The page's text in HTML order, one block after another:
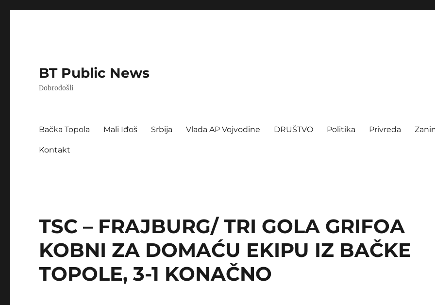
BT Public News
Dobrodošli
Bačka Topola Mali Iđoš Srbija Vlada AP Vojvodine DRUŠTVO Politika Privreda
Kontakt
TSC – FRAJBURG/ TRI GOLA GRIFOA
KOBNI ZA DOMAĆU EKIPU IZ BAČKE
TOPOLE, 3-1 KONAČNO